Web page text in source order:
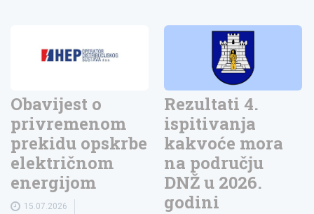
Obavijest o
privremenom
prekidu opskrbe
električnom
energijom
15.07.2026
Rezultati 4.
ispitivanja
kakvoće mora
na području
DNŽ u 2026.
godini